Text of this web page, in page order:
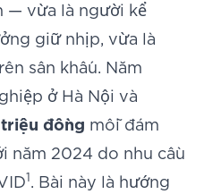
— vừa là người kể
giữ nhịp, vừa là
sân khấu. Năm
ở Hà Nội và
triệu đồng mỗi đám
năm 2024 do nhu cầu
1. Bài này là hướng